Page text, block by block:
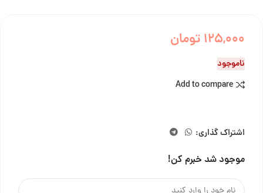
125,000 تومان
ناموجود
Add to compare
اشتراک گذاری:
موجود شد خبرم کن!